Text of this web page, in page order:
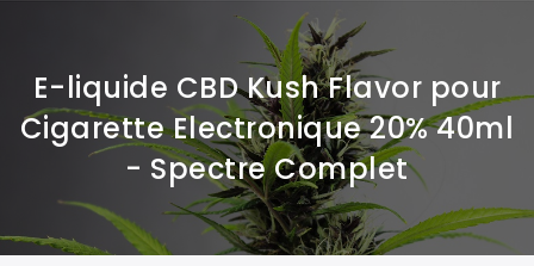
E-liquide CBD Kush Flavor pour
Cigarette Electronique 20% 40ml
- Spectre Complet